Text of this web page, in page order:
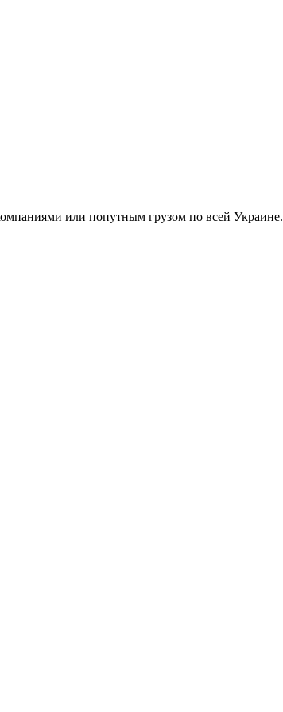
или попутным грузом по всей Украине.